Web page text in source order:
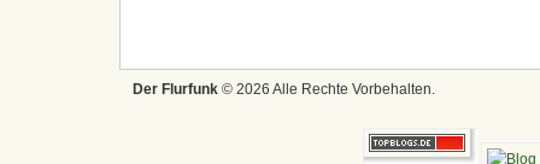
Der Flurfunk © 2026 Alle Rechte Vorbehalten.